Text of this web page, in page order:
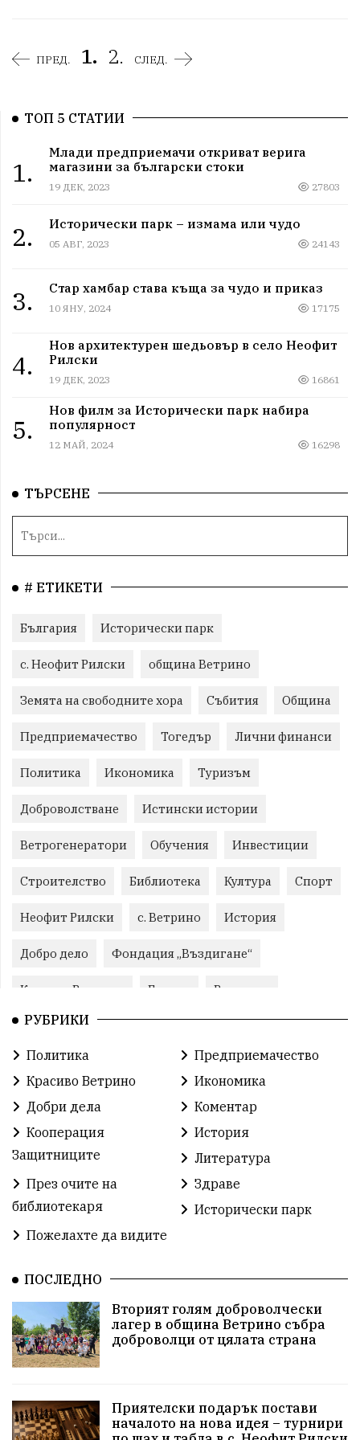
ПРЕД. 1. 2. СЛЕД.
ТОП 5 СТАТИИ
1.
Млади предприемачи откриват верига
магазини за български стоки
19 ДЕК, 2023 27803
2. Исторически парк – измама или чудо
05 АВГ, 2023 24143
3. Стар хамбар става къща за чудо и приказ
10 ЯНУ, 2024 17175
4.
Нов архитектурен шедьовър в село Неофит
Рилски
19 ДЕК, 2023 16861
5.
Нов филм за Исторически парк набира
популярност
12 МАЙ, 2024 16298
ТЪРСЕНЕ
# ЕТИКЕТИ
България Исторически парк
с. Неофит Рилски община Ветрино
Земята на свободните хора Събития Община
Предприемачество Тогедър Лични финанси
Политика Икономика Туризъм
Доброволстване Истински истории
Ветрогенератори Обучения Инвестиции
Строителство Библиотека Култура Спорт
Неофит Рилски с. Ветрино История
Добро дело Фондация „Въздигане“
Красиво Ветрино Бизнес Развитие
Криминално
Семинари Автосъбитие Празници
Розариумът Партия "Величие"
СУ „Христо Ботев“ – Ветрино Вълчи дол
Свят
Предстоящи Доброволчески дейности
Забавления Второ българско царство
Храна от село Лична инициатива
Здравословно Изкуство Заедно за България
Актуално Стрелба с лък Образователно
Красиво Ветрино защитниците
РУБРИКИ
Политика
Предприемачество
Красиво Ветрино
Икономика
Добри дела
Коментар
Кооперация
Защитниците
История
Литература
През очите на
библиотекаря
Здраве
Исторически парк
Пожелахте да видите
ПОСЛЕДНО
Вторият голям доброволчески
лагер в община Ветрино събра
доброволци от цялата страна
Приятелски подарък постави
началото на нова идея – турнири